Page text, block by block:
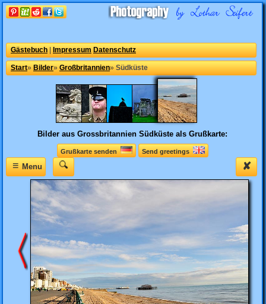
Gästebuch Impressum Datenschutz
Start» Bilder» Großbritannien» Südküste
Bilder aus GrossbritannienSüdküste als Grußkarte:
Grußkarte senden Send greetings
✘
≡Menu